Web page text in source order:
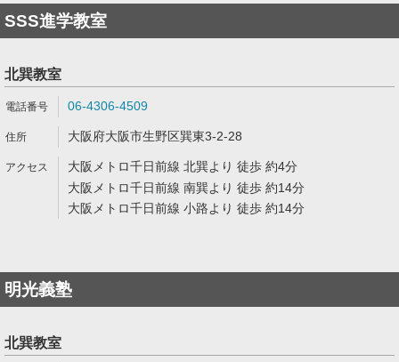
SSS進学教室
北巽教室
06-4306-4509
大阪府大阪市生野区巽東3-2-28
大阪メトロ千日前線 北巽より 徒歩 約4分
大阪メトロ千日前線 南巽より 徒歩 約14分
大阪メトロ千日前線 小路より 徒歩 約14分
明光義塾
北巽教室